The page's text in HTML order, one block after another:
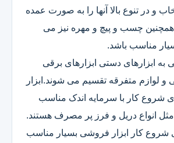
و در تنوع بالا آنها را به صورت عمده
چسب و پیچ و مهره نیز می
مناسب باشد.
به ابزارهای دستی ابزارهای برقی
و لوازم متفرقه تقسیم می شوند.ابزار
شروع کار با سرمایه اندک مناسب
مثل انواع دریل و فرز پر مصرف هستند.
شروع کار ابزار فروشی بسیار مناسب